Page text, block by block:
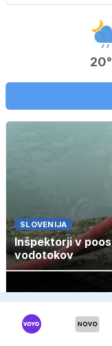
SLOVENIJA
Inšpektorji v
vodotokov